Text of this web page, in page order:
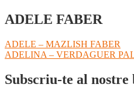
ADELE FABER
Navegació
d'entrades
Entrada
anterior:
ADELE – MAZLISH FABER
Pròxima
ADELINA – VERDAGUER
Subscriu-te al